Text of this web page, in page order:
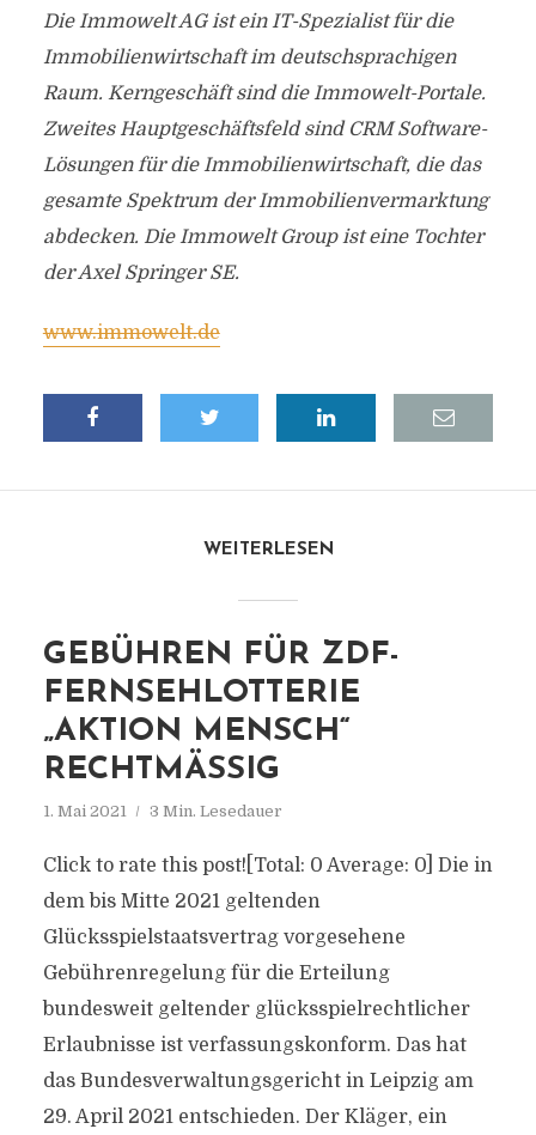
Die Immowelt AG ist ein IT-Spezialist für die
Immobilienwirtschaft im deutschsprachigen
Raum. Kerngeschäft sind die Immowelt-Portale.
Zweites Hauptgeschäftsfeld sind CRM Software-
Lösungen für die Immobilienwirtschaft, die das
gesamte Spektrum der Immobilienvermarktung
abdecken. Die Immowelt Group ist eine Tochter
der Axel Springer SE.
www.immowelt.de
WEITERLESEN
GEBÜHREN FÜR ZDF-
FERNSEHLOTTERIE
„AKTION MENSCH“
RECHTMÄSSIG
1. Mai 2021 3 Min. Lesedauer
Click to rate this post![Total: 0 Average: 0] Die in
dem bis Mitte 2021 geltenden
Glücksspielstaatsvertrag vorgesehene
Gebührenregelung für die Erteilung
bundesweit geltender glücksspielrechtlicher
Erlaubnisse ist verfassungskonform. Das hat
das Bundesverwaltungsgericht in Leipzig am
29. April 2021 entschieden. Der Kläger, ein